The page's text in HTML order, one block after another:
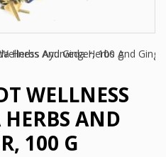
WELLNESS
AND
100 G